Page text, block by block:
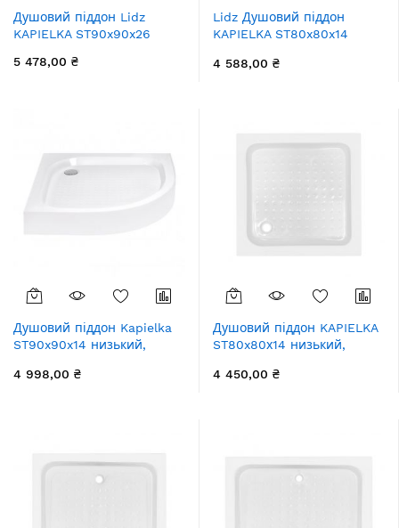
Душовий піддон Lidz
KAPIELKA ST90x90x26
5 478,00 ₴
Lidz Душовий піддон
KAPIELKA ST80x80x14
діаметр зливу 52 мм
4 588,00 ₴
Душовий піддон Kapielka
ST90x90x14 низький,
зливу 52 мм Lidz
4 998,00 ₴
Душовий піддон KAPIELKA
ST80x80х14 низький,
52 мм Lidz
4 450,00 ₴